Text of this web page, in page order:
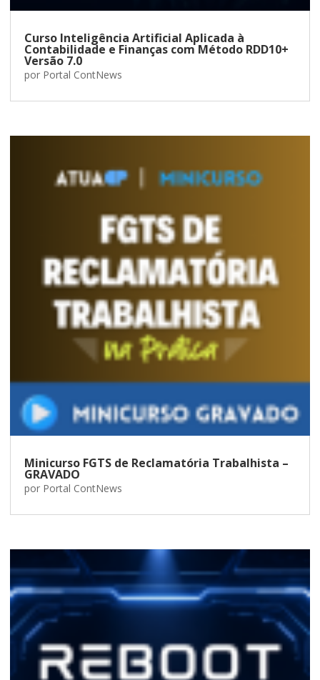
Curso Inteligência Artificial Aplicada à
Contabilidade e Finanças com Método RDD10+
Versão 7.0
por Portal ContNews
Minicurso FGTS de Reclamatória Trabalhista –
GRAVADO
por Portal ContNews